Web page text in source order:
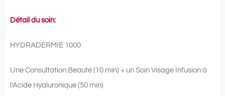
Détail du soin:
HYDRADERMIE 1000
Une Consultation Beauté (10 min) + un Soin Visage Infusion à
l’Acide Hyaluronique (50 min)